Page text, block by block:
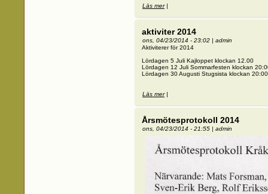
Läs merom Järnäshalvö Loppis
|
aktiviter 2014
ons, 04/23/2014 - 23:02 | admin
Aktiviterer för 2014
Lördagen 5 Juli Kajloppet klockan 12.00
Lördagen 12 Juli Sommarfesten klockan
Lördagen 30 Augusti Stugsista klockan
Läs merom aktiviter 2014
|
Årsmötesprotokoll 2014
ons, 04/23/2014 - 21:55 | admin